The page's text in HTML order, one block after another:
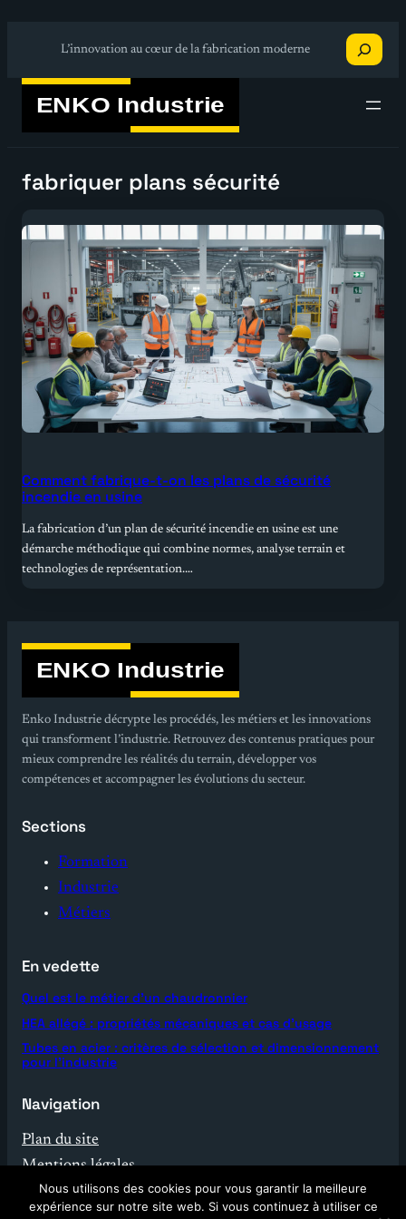
L’innovation au cœur de la fabrication moderne
Recherche
fabriquer plans sécurité
Comment fabrique-t-on les plans de sécurité
incendie en usine
La fabrication d’un plan de sécurité incendie en usine est une
démarche méthodique qui combine normes, analyse terrain et
technologies de représentation.…
Enko Industrie décrypte les procédés, les métiers et les innovations
qui transforment l’industrie. Retrouvez des contenus pratiques pour
mieux comprendre les réalités du terrain, développer vos
compétences et accompagner les évolutions du secteur.
Sections
Formation
Industrie
Métiers
En vedette
Quel est le métier d’un chaudronnier
HEA allégé : propriétés mécaniques et cas d’usage
Tubes en acier : critères de sélection et dimensionnement
pour l’industrie
Navigation
Plan du site
Mentions légales
Contact
Nous utilisons des cookies pour vous garantir la meilleure
expérience sur notre site web. Si vous continuez à utiliser ce